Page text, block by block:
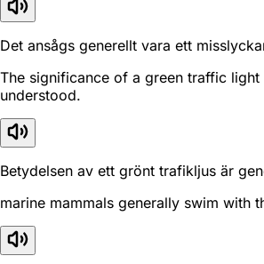
Det ansågs generellt vara ett
The significance of a green traffic light
understood.
Betydelsen av ett grönt trafikljus är
marine mammals generally swim with